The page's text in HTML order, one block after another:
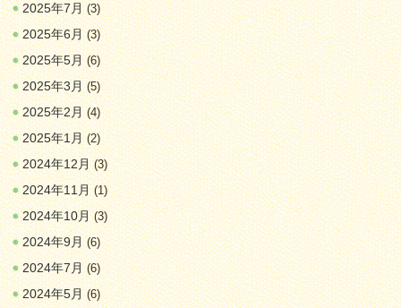
2025年7月(3)
2025年6月(3)
2025年5月(6)
2025年3月(5)
2025年2月(4)
2025年1月(2)
2024年12月(3)
2024年11月(1)
2024年10月(3)
2024年9月(6)
2024年7月(6)
2024年5月(6)